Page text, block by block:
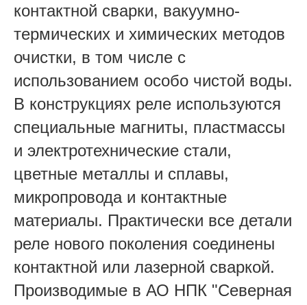
контактной сварки, вакуумно-
термических и химических методов
очистки, в том числе с
использованием особо чистой воды.
В конструкциях реле используются
специальные магниты, пластмассы
и электротехнические стали,
цветные металлы и сплавы,
микропровода и контактные
материалы. Практически все детали
реле нового поколения соединены
контактной или лазерной сваркой.
Производимые в АО НПК "Северная